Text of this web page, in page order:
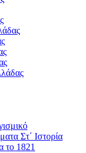
Στ΄ Ιστορία
το 1821